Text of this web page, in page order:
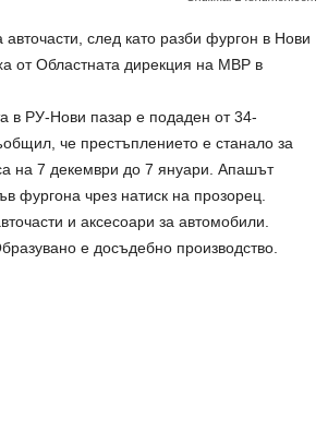
авточасти, след като разби фургон в Нови
от Областната дирекция на МВР в
в РУ-Нови пазар е подаден от 34-
че престъплението е станало за
на 7 декември до 7 януари. Апашът
фургона чрез натиск на прозорец.
и аксесоари за автомобили.
е досъдебно производство.